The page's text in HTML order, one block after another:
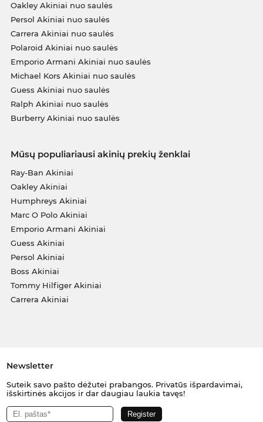
Oakley Akiniai nuo saulės
Persol Akiniai nuo saulės
Carrera Akiniai nuo saulės
Polaroid Akiniai nuo saulės
Emporio Armani Akiniai nuo saulės
Michael Kors Akiniai nuo saulės
Guess Akiniai nuo saulės
Ralph Akiniai nuo saulės
Burberry Akiniai nuo saulės
Mūsų populiariausi akinių prekių ženklai
Ray-Ban Akiniai
Oakley Akiniai
Humphreys Akiniai
Marc O Polo Akiniai
Emporio Armani Akiniai
Guess Akiniai
Persol Akiniai
Boss Akiniai
Tommy Hilfiger Akiniai
Carrera Akiniai
Newsletter
Suteik savo pašto dėžutei prabangos. Privatūs išpardavimai,
išskirtinės akcijos ir dar daugiau laukia tavęs!